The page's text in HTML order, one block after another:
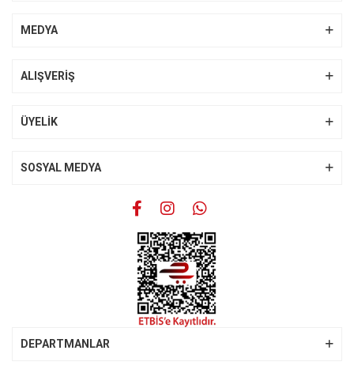
Ürün resmi kalitesiz, bozuk veya görüntülenemiyor.
Ürün bilgilerinde hatalar bulunuyor.
Gönder
MEDYA
ALIŞVERİŞ
ÜYELİK
SOSYAL MEDYA
DEPARTMANLAR